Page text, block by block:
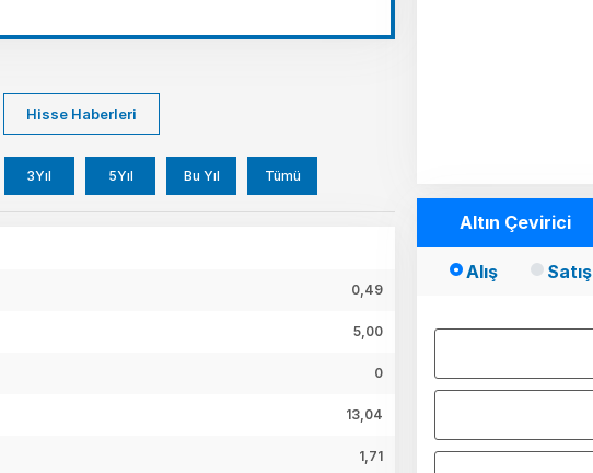
Hisse Haberleri
3Yıl 5Yıl Bu Yıl Tümü
0,49
5,00
0
13,04
1,71
Altın Çevirici
Alış Satış